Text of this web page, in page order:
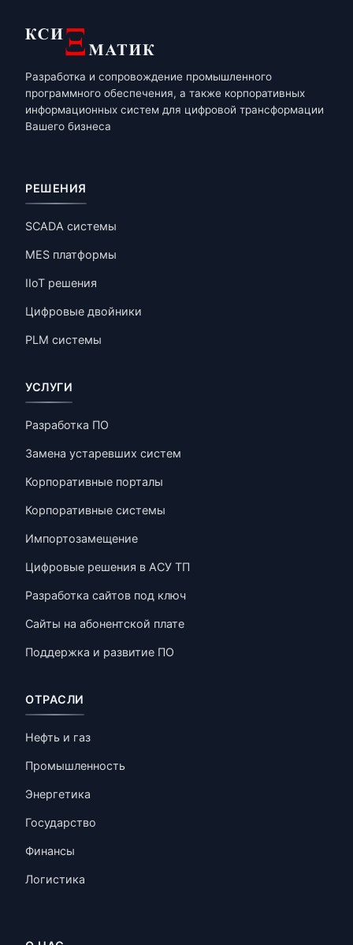
Разработка и сопровождение промышленного
программного обеспечения, а также корпоративных
информационных систем для цифровой трансформации
Вашего бизнеса
РЕШЕНИЯ
SCADA системы
MES платформы
IIoT решения
Цифровые двойники
PLM системы
УСЛУГИ
Разработка ПО
Замена устаревших систем
Корпоративные порталы
Корпоративные системы
Импортозамещение
Цифровые решения в АСУ ТП
Разработка сайтов под ключ
Сайты на абонентской плате
Поддержка и развитие ПО
ОТРАСЛИ
Нефть и газ
Промышленность
Энергетика
Государство
Финансы
Логистика